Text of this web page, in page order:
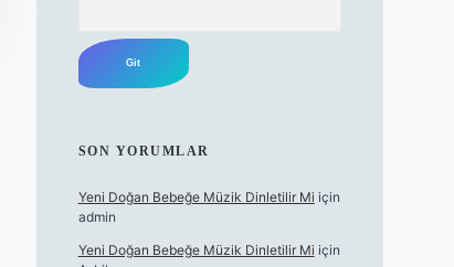
SON YORUMLAR
Yeni Doğan Bebeğe Müzik Dinletilir Mi için
admin
Yeni Doğan Bebeğe Müzik Dinletilir Mi için